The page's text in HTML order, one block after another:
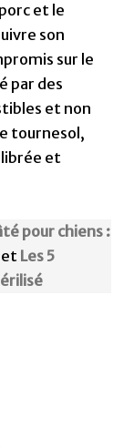
et le
son
sur le
par des
et non
tournesol,
et
pour chiens :
et Les 5